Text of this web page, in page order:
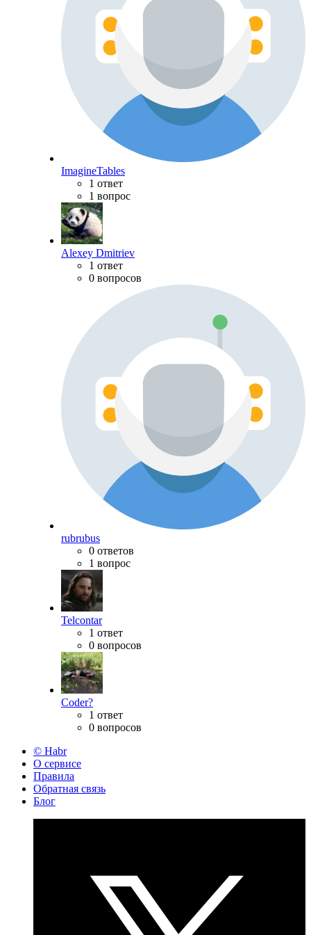
ImagineTables
1 ответ
1 вопрос
Alexey Dmitriev
1 ответ
0 вопросов
rubrubus
0 ответов
1 вопрос
Telcontar
1 ответ
0 вопросов
Coder?
1 ответ
0 вопросов
© Habr
О сервисе
Правила
Обратная связь
Блог